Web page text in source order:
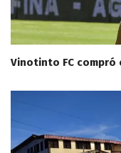
Vinotinto FC compró